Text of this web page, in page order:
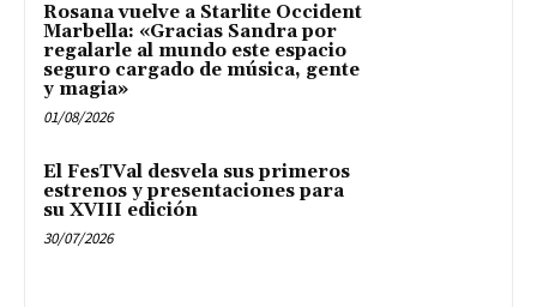
Rosana vuelve a Starlite Occident
Marbella: «Gracias Sandra por
regalarle al mundo este espacio
seguro cargado de música, gente
y magia»
01/08/2026
El FesTVal desvela sus primeros
estrenos y presentaciones para
su XVIII edición
30/07/2026